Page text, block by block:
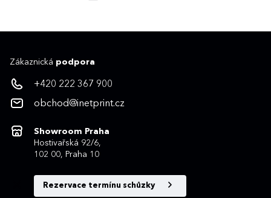
Zákaznická podpora
+420 222 367 900
obchod@inetprint.cz
Showroom Praha
Hostivařská 92/6,
102 00, Praha 10
Rezervace termínu schůzky